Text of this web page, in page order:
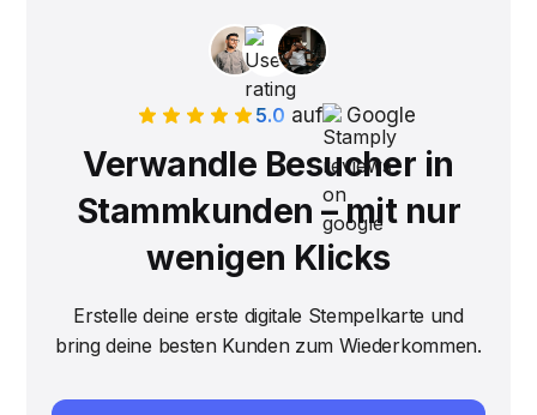
5.0 auf Google
Verwandle Besucher in
Stammkunden – mit nur
wenigen Klicks
Erstelle deine erste digitale Stempelkarte und
bring deine besten Kunden zum Wiederkommen.